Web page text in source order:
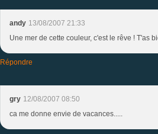
andy 13/08/2007 21:33
Une mer de cette couleur, c'est le rêve ! T'as
Répondre
gry 12/08/2007 08:50
ca me donne envie de vacances.....